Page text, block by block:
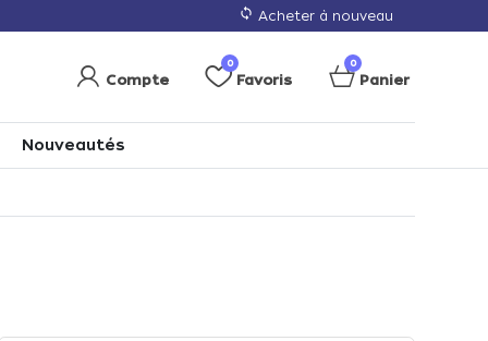
loop Acheter à nouveau
Compte
0
Favoris
0
Panier
Nouveautés